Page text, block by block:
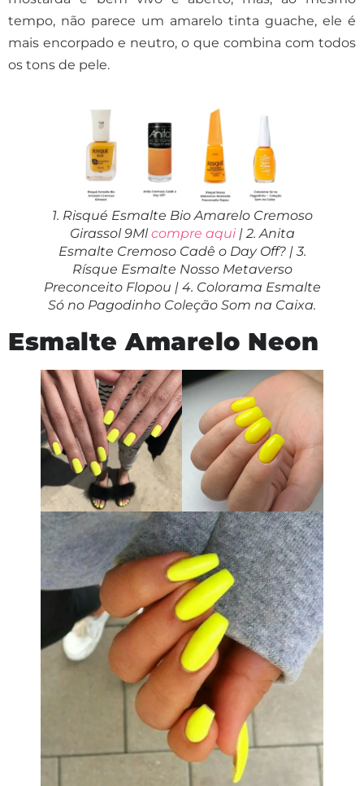
tempo, não parece um amarelo tinta guache, ele é
mais encorpado e neutro, o que combina com todos
os tons de pele.
1. Risqué Esmalte Bio Amarelo Cremoso
Girassol 9Mlcompre aqui| 2. Anita
Esmalte Cremoso Cadê o Day Off? | 3.
Rísque Esmalte Nosso Metaverso
Preconceito Flopou | 4. Colorama Esmalte
Só no Pagodinho Coleção Som na Caixa.
Esmalte Amarelo Neon